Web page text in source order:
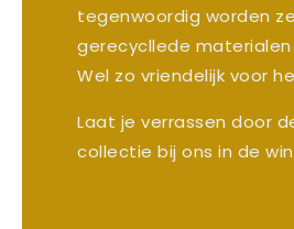
tegenwoordig worden
gerecycllede
Wel zo vriendelijk voor
Laat je verrassen door
collectie bij ons in de